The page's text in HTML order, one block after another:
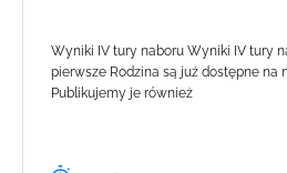
Wyniki IV tury naboru Wyniki IV tury
pierwsze Rodzina są już dostępne na
Publikujemy je również